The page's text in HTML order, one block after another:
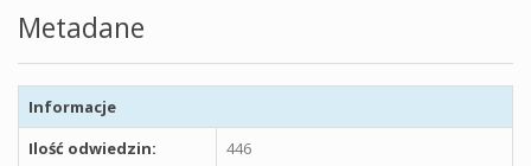
Metadane
Informacje
Ilość odwiedzin:
446